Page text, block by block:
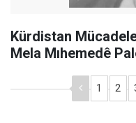
Kürdistan
Mela Mıhemedê
1 2